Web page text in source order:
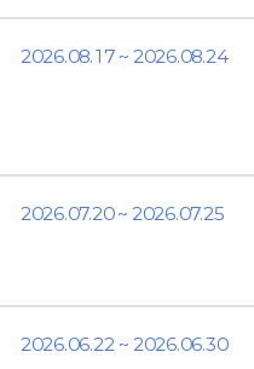
2026.08.17 ~ 2026.08.24
2026.07.20 ~ 2026.07.25
2026.06.22 ~ 2026.06.30